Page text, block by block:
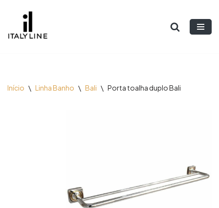
para
Início \ Linha Banho \ Bali \ Porta toalha duplo Bali